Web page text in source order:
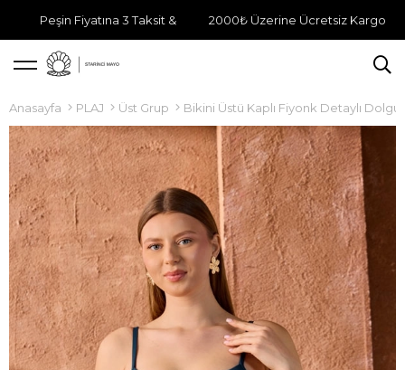
Peşin Fiyatına 3 Taksit & 2000₺ Üzerine Ücretsiz Kargo
Anasayfa PLAJ Üst Grup